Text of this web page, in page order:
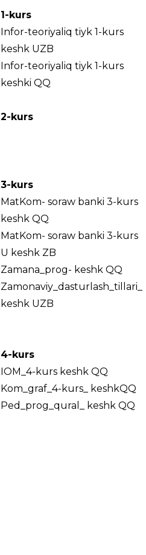
1-kurs
Infor-teoriyaliq tiyk 1-kurs
keshk UZB
Infor-teoriyaliq tiyk 1-kurs
keshki QQ
2-kurs
3-kurs
MatKom- soraw banki 3-kurs
keshk QQ
MatKom- soraw banki 3-kurs
U keshk ZB
Zamana_prog- keshk QQ
Zamonaviy_dasturlash_tillari_
keshk UZB
4-kurs
IOM_4-kurs keshk QQ
Kom_graf_4-kurs_ keshkQQ
Ped_prog_qural_ keshk QQ